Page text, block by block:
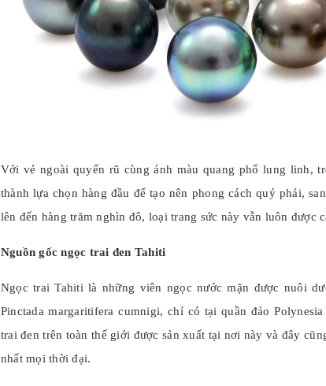
Với vẻ ngoài quyến rũ cùng ánh màu quang phổ lung linh,
thành lựa chọn hàng đầu để tạo nên phong cách quý phái,
lên đến hàng trăm nghìn đô, loại trang sức này vẫn luôn được
Nguồn gốc ngọc trai đen Tahiti
Ngọc trai Tahiti là những viên ngọc nước mặn được nuôi
Pinctada margaritifera cumnigi, chỉ có tại quần đảo
trai đen trên toàn thế giới được sản xuất tại nơi này và đây
nhất mọi thời đại.